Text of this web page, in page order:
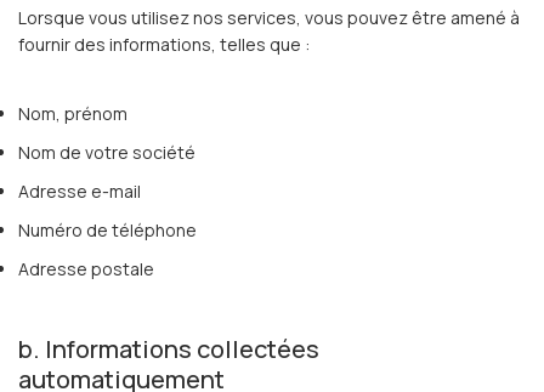
Lorsque vous utilisez nos services, vous pouvez être amené à
fournir des informations, telles que :
Nom, prénom
Nom de votre société
Adresse e-mail
Numéro de téléphone
Adresse postale
b. Informations collectées
automatiquement